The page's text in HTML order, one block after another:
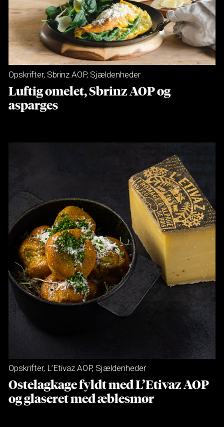
Opskrifter, Sbrinz AOP, Sjældenheder
Luftig omelet, Sbrinz AOP og
asparges
Opskrifter, L’Etivaz AOP, Sjældenheder
Ostelagkage fyldt med L’Etivaz AOP
og glaseret med æblesmør